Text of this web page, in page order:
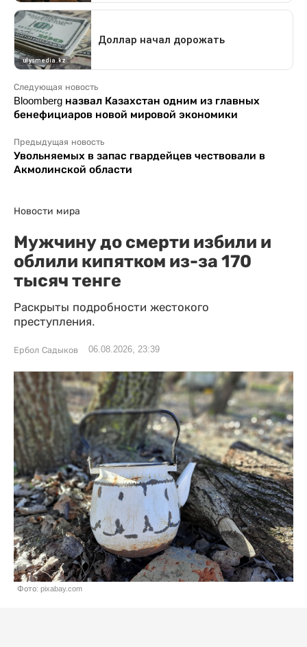
Следующая новость
Bloomberg назвал Казахстан одним из главных
бенефициаров новой мировой экономики
Предыдущая новость
Увольняемых в запас гвардейцев чествовали в
Акмолинской области
Новости мира
Мужчину до смерти избили и
облили кипятком из-за 170
тысяч тенге
Раскрыты подробности жестокого
преступления.
Ербол Садыков 06.08.2026, 23:39
Фото: pixabay.com